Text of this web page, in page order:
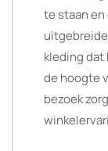
te staan
kleding
de hoogte
bezoek